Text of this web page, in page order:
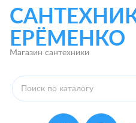
ЕРЁМЕНКО
Магазин сантехники